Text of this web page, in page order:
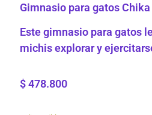
Gimnasio para gatos Chika
Este gimnasio para gatos
michis explorar y
$ 478.800